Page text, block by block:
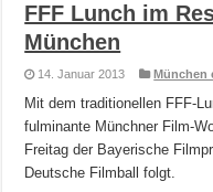
FFF Lunch im
München
14. Januar 2013 München
Mit dem traditionellen FFF-
fulminante Münchner Film-
Freitag der Bayerische
Deutsche Filmball folgt.